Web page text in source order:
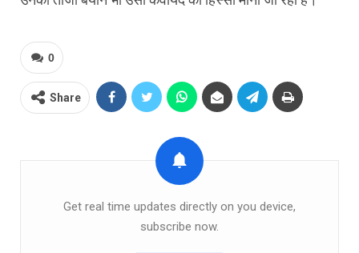
0
Share
Get real time updates directly on you device,
subscribe now.